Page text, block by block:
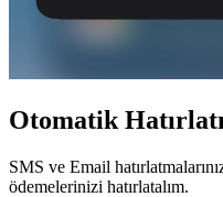
Otomatik
SMS ve Email
ödemelerinizi hatırlatalım.